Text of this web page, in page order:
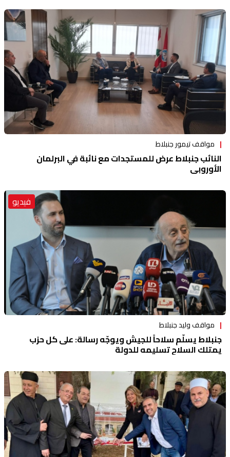
مواقف تيمور جنبلاط
النائب جنبلاط عرض للمستجدات مع نائبة في البرلمان
الأوروبي
فيديو
مواقف وليد جنبلاط
جنبلاط يسلّم سلاحاً للجيش ويوجّه رسالة: على كل حزب
يمتلك السلاح تسليمه للدولة